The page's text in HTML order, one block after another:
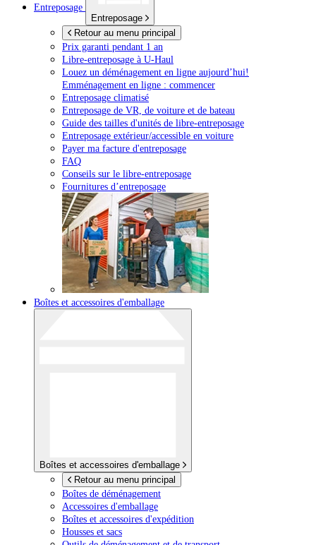
Entreposage
Entreposage
Retour au menu principal
Prix garanti pendant 1 an
Libre-entreposage à U-Haul
Louez un déménagement en ligne aujourd’hui!
Emménagement en ligne : commencer
Entreposage climatisé
Entreposage de VR, de voiture et de bateau
Guide des tailles d'unités de libre-entreposage
Entreposage extérieur/accessible en voiture
Payer ma facture d'entreposage
FAQ
Conseils sur le libre-entreposage
Fournitures d’entreposage
Boîtes et accessoires d'emballage
Boîtes et accessoires d'emballage
Retour au menu principal
Boîtes de déménagement
Accessoires d'emballage
Boîtes et accessoires d'expédition
Housses et sacs